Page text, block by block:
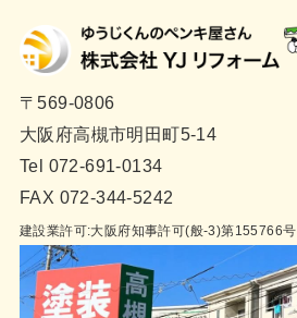
〒569-0806
大阪府高槻市明田町5-14
Tel 072-691-0134
FAX 072-344-5242
建設業許可:大阪府知事許可(般-3)第155766号